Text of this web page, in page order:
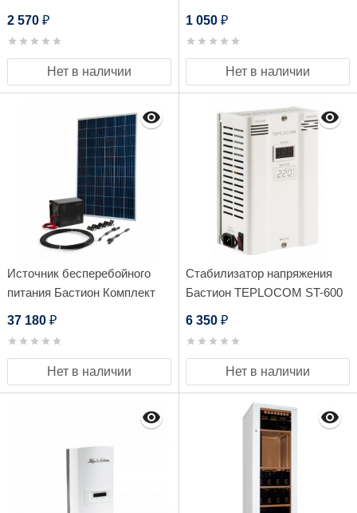
2 570 ₽
Нет в наличии
1 050 ₽
Нет в наличии
Источник бесперебойного
питания Бастион Комплект
37 180 ₽
Нет в наличии
Стабилизатор напряжения
Бастион TEPLOCOM ST-600
6 350 ₽
Нет в наличии